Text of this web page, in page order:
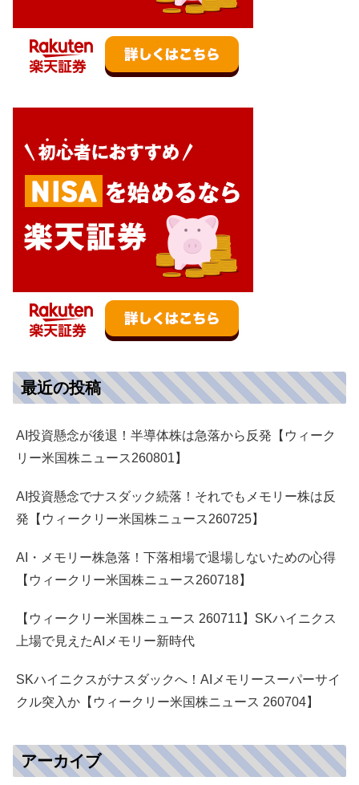
最近の投稿
AI投資懸念が後退！半導体株は急落から反発【ウィーク
リー米国株ニュース260801】
AI投資懸念でナスダック続落！それでもメモリー株は反
発【ウィークリー米国株ニュース260725】
AI・メモリー株急落！下落相場で退場しないための心得
【ウィークリー米国株ニュース260718】
【ウィークリー米国株ニュース 260711】SKハイニクス
上場で見えたAIメモリー新時代
SKハイニクスがナスダックへ！AIメモリースーパーサイ
クル突入か【ウィークリー米国株ニュース 260704】
アーカイブ